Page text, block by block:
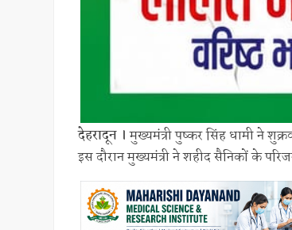
देहरादून ।मुख्यमंत्री पुष्कर सिंह धामी ने
इस दौरान मुख्यमंत्री ने शहीद सैनिकों के